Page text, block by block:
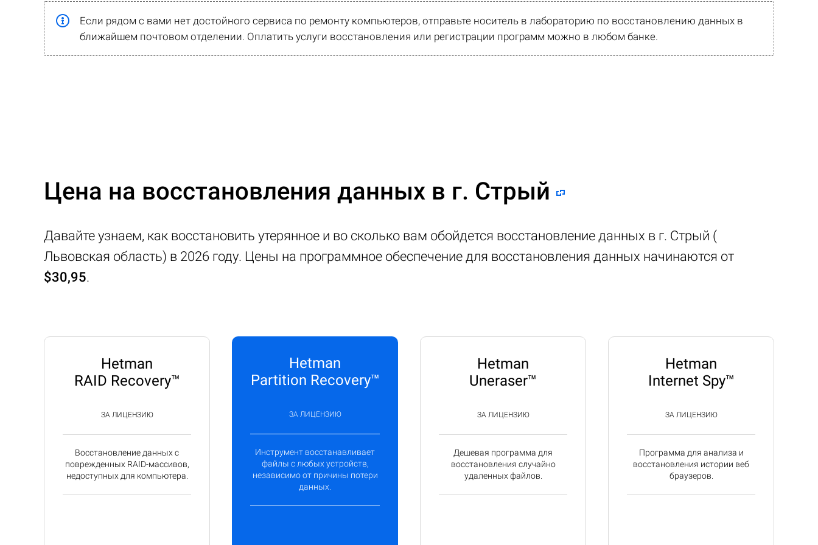
Если рядом с вами нет достойного сервиса по ремонту компьютеров, отправьте носитель в лабораторию по восстановлению данных в
ближайшем почтовом отделении. Оплатить услуги восстановления или регистрации программ можно в любом банке.
Цена на восстановления данных в г. Стрый
Давайте узнаем, как восстановить утерянное и во сколько вам обойдется восстановление данных в г. Стрый (
Львовская область) в 2026 году. Цены на программное обеспечение для восстановления данных начинаются от
$30,95.
Hetman
RAID Recovery™
ЗА ЛИЦЕНЗИЮ
Восстановление данных с
поврежденных RAID-массивов,
недоступных для компьютера.
Hetman
Partition Recovery™
ЗА ЛИЦЕНЗИЮ
Инструмент восстанавливает
файлы с любых устройств,
независимо от причины потери
данных.
Hetman
Uneraser™
ЗА ЛИЦЕНЗИЮ
Дешевая программа для
восстановления случайно
удаленных файлов.
Hetman
Internet Spy™
ЗА ЛИЦЕНЗИЮ
Программа для анализа и
восстановления истории веб
браузеров.